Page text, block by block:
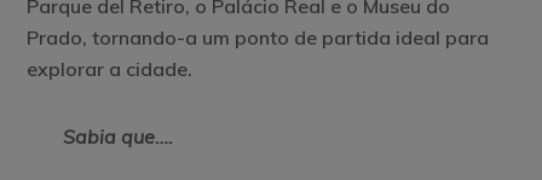
Parque del Retiro, o Palácio Real e o Museu do
Prado, tornando-a um ponto de partida ideal para
explorar a cidade.
Sabia que….